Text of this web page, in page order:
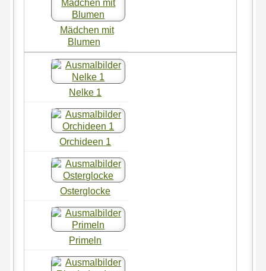
Mädchen mit
Blumen
Nelke 1
Orchideen 1
Osterglocke
Primeln